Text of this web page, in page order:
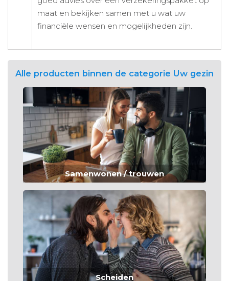
maat en bekijken samen met u wat uw
financiële wensen en mogelijkheden zijn.
Alle producten binnen de categorie Uw gezin
Samenwonen / trouwen
Scheiden